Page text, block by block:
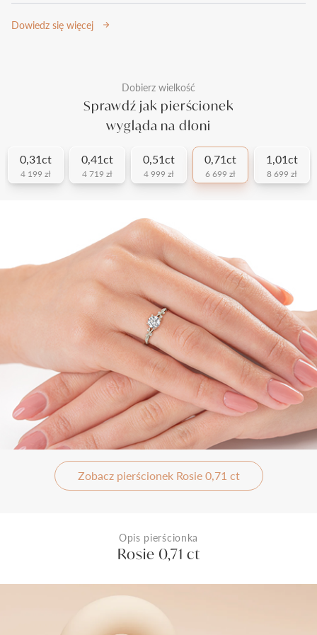
Dowiedz się więcej
Dobierz wielkość
Sprawdź jak pierścionek
wygląda na dłoni
0,31ct
4 199 zł
0,41ct
4 719 zł
0,51ct
4 999 zł
0,71ct
6 699 zł
1,01ct
8 699 zł
Zobacz pierścionek Rosie 0,71 ct
Opis pierścionka
Rosie 0,71 ct